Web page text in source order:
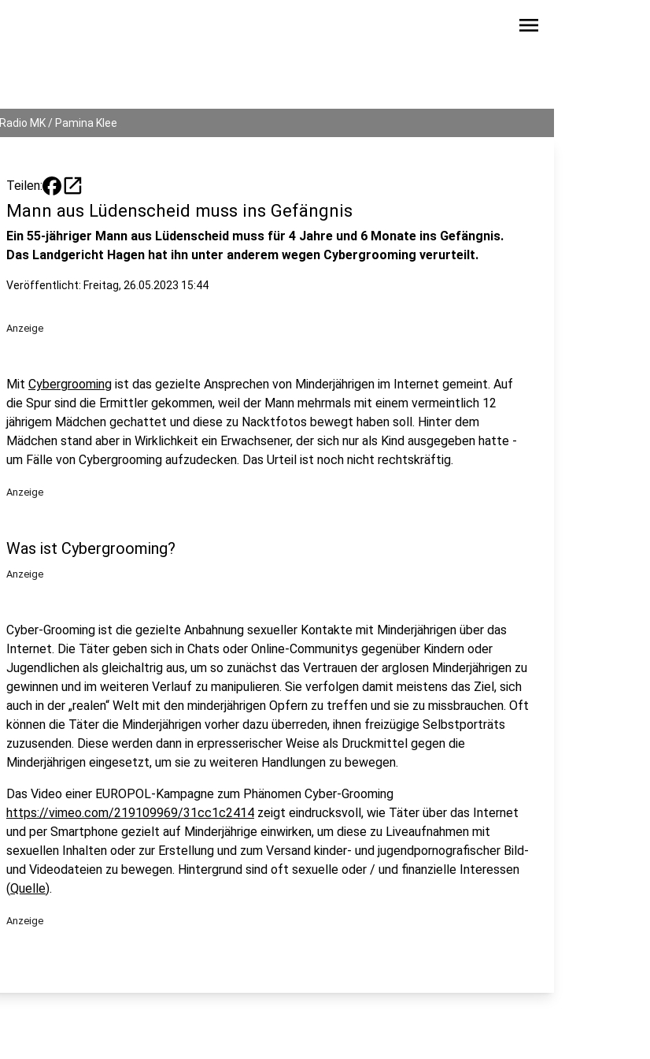
menu
Radio MK / Pamina Klee
Teilen: open_in_new
Mann aus Lüdenscheid muss ins Gefängnis
Ein 55-jähriger Mann aus Lüdenscheid muss für 4 Jahre und 6 Monate ins Gefängnis.
Das Landgericht Hagen hat ihn unter anderem wegen Cybergrooming verurteilt.
Veröffentlicht: Freitag, 26.05.2023 15:44
Anzeige
Mit Cybergrooming ist das gezielte Ansprechen von Minderjährigen im Internet gemeint. Auf
die Spur sind die Ermittler gekommen, weil der Mann mehrmals mit einem vermeintlich 12
jährigem Mädchen gechattet und diese zu Nacktfotos bewegt haben soll. Hinter dem
Mädchen stand aber in Wirklichkeit ein Erwachsener, der sich nur als Kind ausgegeben hatte -
um Fälle von Cybergrooming aufzudecken. Das Urteil ist noch nicht rechtskräftig.
Anzeige
Was ist Cybergrooming?
Anzeige
Cyber-Grooming ist die gezielte Anbahnung sexueller Kontakte mit Minderjährigen über das
Internet. Die Täter geben sich in Chats oder Online-Communitys gegenüber Kindern oder
Jugendlichen als gleichaltrig aus, um so zunächst das Vertrauen der arglosen Minderjährigen zu
gewinnen und im weiteren Verlauf zu manipulieren. Sie verfolgen damit meistens das Ziel, sich
auch in der „realen“ Welt mit den minderjährigen Opfern zu treffen und sie zu missbrauchen. Oft
können die Täter die Minderjährigen vorher dazu überreden, ihnen freizügige Selbstporträts
zuzusenden. Diese werden dann in erpresserischer Weise als Druckmittel gegen die
Minderjährigen eingesetzt, um sie zu weiteren Handlungen zu bewegen.
Das Video einer EUROPOL-Kampagne zum Phänomen Cyber-Grooming
https://vimeo.com/219109969/31cc1c2414 zeigt eindrucksvoll, wie Täter über das Internet
und per Smartphone gezielt auf Minderjährige einwirken, um diese zu Liveaufnahmen mit
sexuellen Inhalten oder zur Erstellung und zum Versand kinder- und jugendpornografischer Bild-
und Videodateien zu bewegen. Hintergrund sind oft sexuelle oder / und finanzielle Interessen
(Quelle).
Anzeige